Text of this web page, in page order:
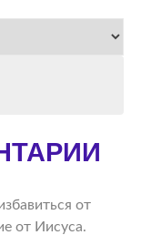
от
от Иисуса.